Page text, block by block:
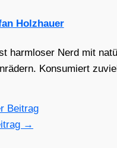
Holzhauer
harmloser Nerd mit
Konsumiert
Beitrag
→